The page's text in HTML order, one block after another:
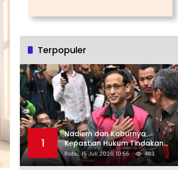
Terpopuler
1
Nadiem dan Kaburnya
Kepastian Hukum Tindakan
Pejabat Publik
Rabu, 15 Juli 2026 10:55 483